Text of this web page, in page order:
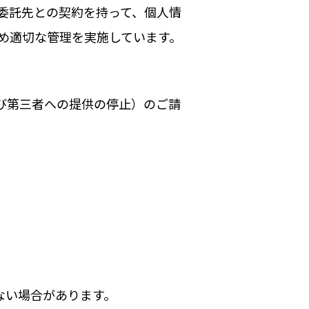
託先との契約を持って、個人情
切な管理を実施しています。
三者への提供の停止）のご請
場合があります。